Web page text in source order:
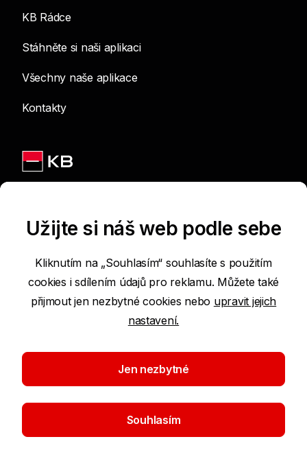
KB Rádce
Stáhněte si naši aplikaci
Všechny naše aplikace
Kontakty
Podmínky používání internetových stránek
Prohlášení o přístupnosti
Ochrana osobních údajů
©2026 Komerční banka
Užijte si náš web podle sebe
Kliknutím na „Souhlasím“ souhlasíte s použitím
cookies i sdílením údajů pro reklamu. Můžete také
přijmout jen nezbytné cookies nebo upravit jejich
nastavení.
Jen nezbytné
Souhlasím